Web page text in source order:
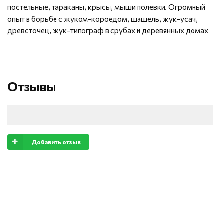
постельные, тараканы, крысы, мыши полевки. Огромный
опыт в борьбе с жуком-короедом, шашель, жук-усач,
древоточец, жук-типограф в срубах и деревянных домах
Отзывы
Добавить отзыв